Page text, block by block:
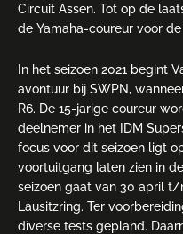
Circuit Assen. Tot op de
de Yamaha-coureur voor
In het seizoen 2021 begint
avontuur bij SWPN,
R6. De 15-jarige coureur
deelnemer in het IDM
focus voor dit seizoen ligt
voortuitgang laten zien in
seizoen gaat van 30 april
Lausitzring. Ter
diverse tests gepland.